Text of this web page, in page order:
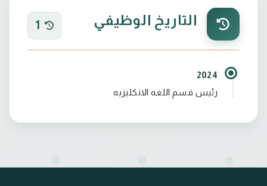
التاريخ الوظيفي 1
2024
رئيس قسم اللغه الانكليزيه